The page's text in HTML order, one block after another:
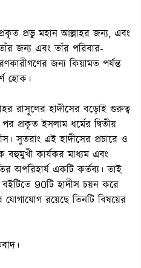
প্রভু মহান আল্লাহর জন্য, এবং
জন্য এবং তাঁর পরিবার-
জন্য কিয়ামত পর্যন্ত
হোক।
রাসূলের হাদীসের বড়োই গুরুত্ব
প্রকৃত ইসলাম ধর্মের দ্বিতীয়
সুতরাং এই হাদীসের প্রচারে ও
বহুমুখী কার্যকর মাধ্যম এবং
অপরিহার্য একটি কর্তব্য। তাই
90টি হাদীস চয়ন করে
রয়েছে তিনটি বিষয়ের